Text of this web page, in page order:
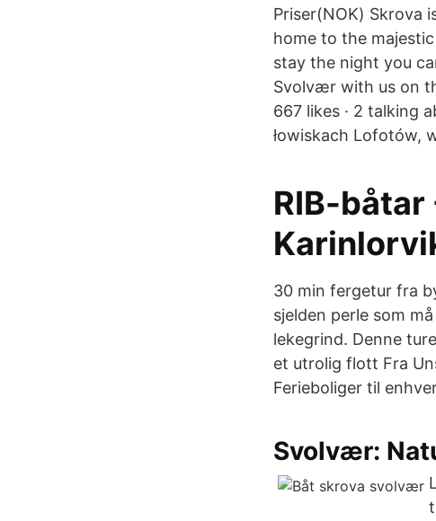
Priser(NOK) Skrova
home to the
stay the night you
Svolvær with us on
667 likes · 2 talking
łowiskach Lofotów,
RIB-
30 min fergetur fra
sjelden perle som
lekegrind. Denne
et utrolig flott Fra
Ferieboliger til
Svolvær: